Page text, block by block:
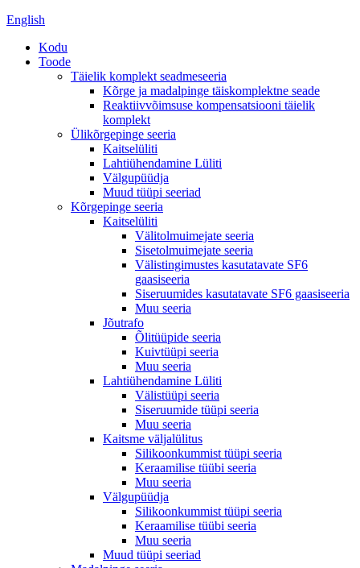
English
Kodu
Toode
Täielik komplekt seadmeseeria
Kõrge ja madalpinge täiskomplektne seade
Reaktiivvõimsuse kompensatsiooni täielik
komplekt
Ülikõrgepinge seeria
Kaitselüliti
Lahtiühendamine Lüliti
Välgupüüdja
Muud tüüpi seeriad
Kõrgepinge seeria
Kaitselüliti
Välitolmuimejate seeria
Sisetolmuimejate seeria
Välistingimustes kasutatavate SF6
gaasiseeria
Siseruumides kasutatavate SF6 gaasiseeria
Muu seeria
Jõutrafo
Õlitüüpide seeria
Kuivtüüpi seeria
Muu seeria
Lahtiühendamine Lüliti
Välistüüpi seeria
Siseruumide tüüpi seeria
Muu seeria
Kaitsme väljalülitus
Silikoonkummist tüüpi seeria
Keraamilise tüübi seeria
Muu seeria
Välgupüüdja
Silikoonkummist tüüpi seeria
Keraamilise tüübi seeria
Muu seeria
Muud tüüpi seeriad